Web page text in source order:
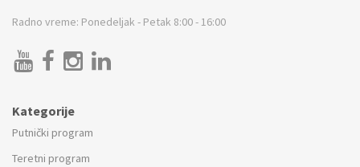
Radno vreme: Ponedeljak - Petak 8:00 - 16:00
Kategorije
Putnički program
Teretni program